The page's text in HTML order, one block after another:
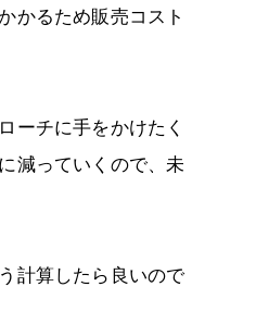
かるため販売コスト
ーチに手をかけたく
減っていくので、未
計算したら良いので